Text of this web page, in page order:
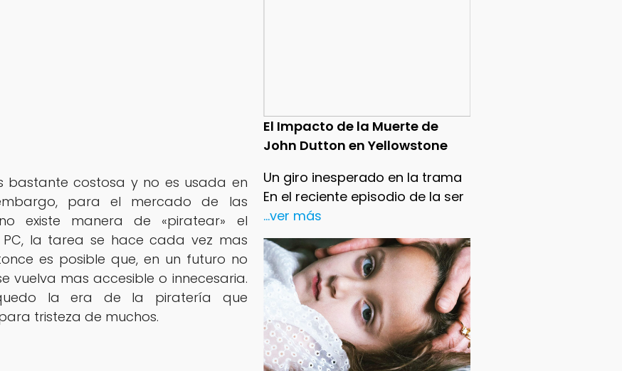
El Impacto de la Muerte de
John Dutton en Yellowstone
Un giro inesperado en la trama
En el reciente episodio de la ser
...ver más
bastante costosa y no es usada en
para el mercado de las
existe manera de «piratear» el
la tarea se hace cada vez mas
es posible que, en un futuro no
vuelva mas accesible o innecesaria.
la era de la piratería que
tristeza de muchos.